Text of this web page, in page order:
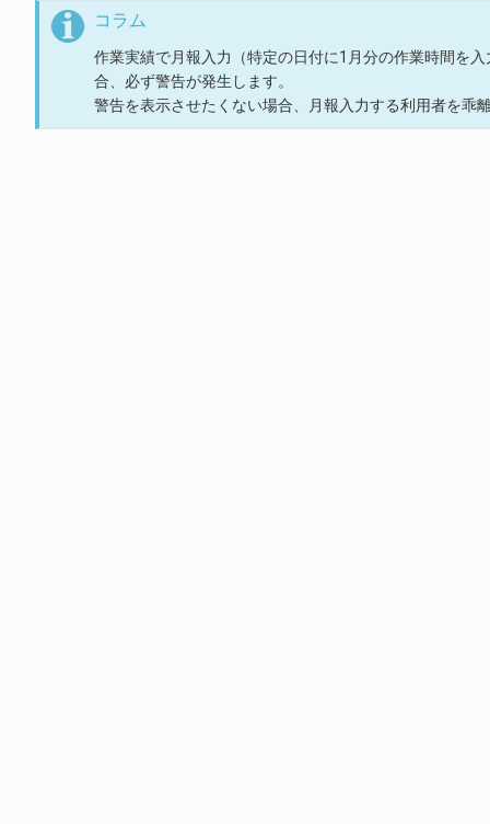
コラム
作業実績で月報入力（特定の日付に1月分の作業時間を
合、必ず警告が発生します。
警告を表示させたくない場合、月報入力する利用者を乖